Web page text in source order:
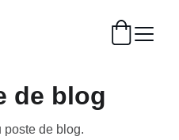
de blog
poste de blog.